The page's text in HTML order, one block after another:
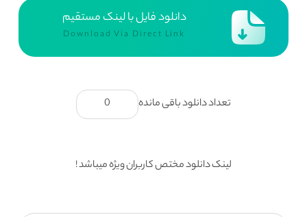
دانلود فایل با لینک مستقیم
Download Via Direct Link
تعداد دانلود باقی مانده 0
لینک دانلود مختص کاربران ویژه میباشد !